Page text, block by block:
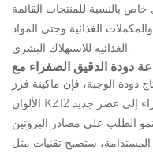
بالنسبة للمنتجات القائمة
الغذائية وحتى المواد
الغذائية للاستهلاك البشري.
الوجبة، فإن ماكينة فرز
الألوان KZ12 مستعدة لدفع صناعة دودة الوجبة الصفراء إلى عصر جديد
الطلب على مصادر البروتين
المستدامة، ستصبح تقنيات مثل KZ12 حاسمة في تلبية هذه الاحتياجات،